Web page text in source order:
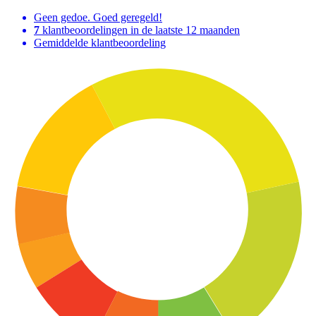
Geen gedoe. Goed geregeld!
7 klantbeoordelingen in de laatste 12 maanden
Gemiddelde klantbeoordeling